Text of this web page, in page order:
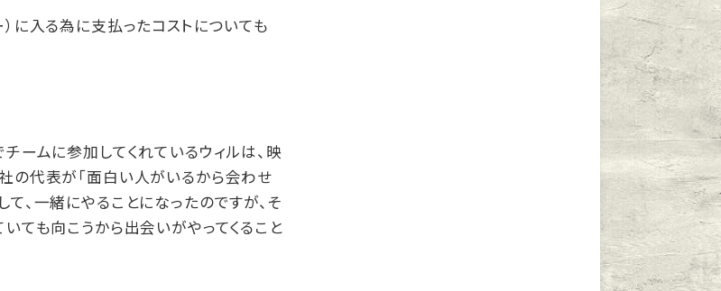
に入る為に支払ったコストについても
ームに参加してくれているウィルは、映
の代表が「面白い人がいるから会わせ
、一緒にやることになったのですが、そ
いても向こうから出会いがやってくること